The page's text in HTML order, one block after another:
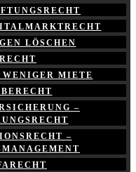
LÖSCHEN
MIETE
–
–